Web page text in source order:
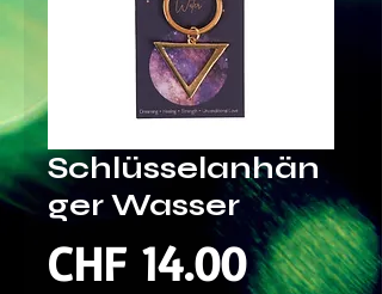
Schlüsselanhän
ger Wasser
CHF 14.00Preis